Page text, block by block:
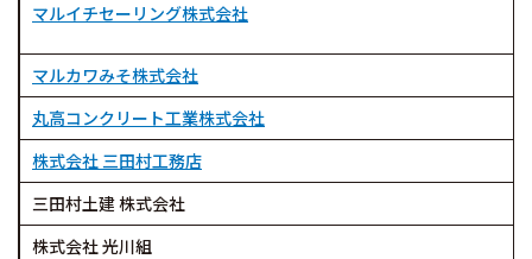
マルイチセーリング株式会社
マルカワみそ株式会社
丸高コンクリート工業株式会社
株式会社 三田村工務店
三田村土建 株式会社
株式会社 光川組